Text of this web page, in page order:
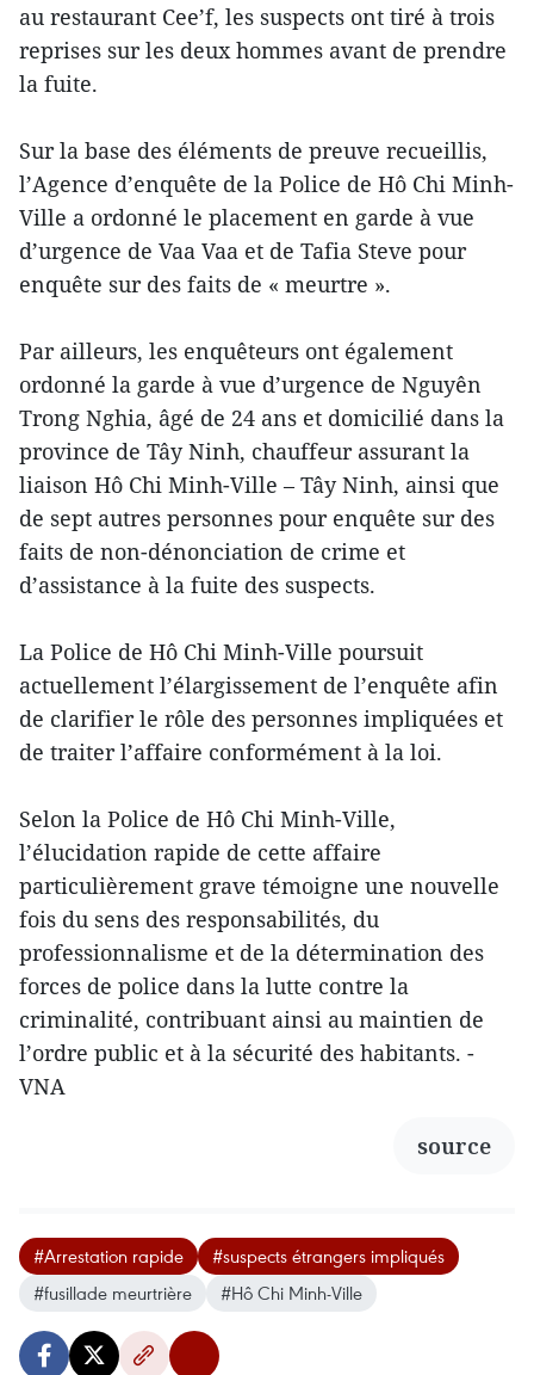
au restaurant Cee’f, les suspects ont tiré à trois
reprises sur les deux hommes avant de prendre
la fuite.
Sur la base des éléments de preuve recueillis,
l’Agence d’enquête de la Police de Hô Chi Minh-
Ville a ordonné le placement en garde à vue
d’urgence de Vaa Vaa et de Tafia Steve pour
enquête sur des faits de « meurtre ».
Par ailleurs, les enquêteurs ont également
ordonné la garde à vue d’urgence de Nguyên
Trong Nghia, âgé de 24 ans et domicilié dans la
province de Tây Ninh, chauffeur assurant la
liaison Hô Chi Minh-Ville – Tây Ninh, ainsi que
de sept autres personnes pour enquête sur des
faits de non-dénonciation de crime et
d’assistance à la fuite des suspects.
La Police de Hô Chi Minh-Ville poursuit
actuellement l’élargissement de l’enquête afin
de clarifier le rôle des personnes impliquées et
de traiter l’affaire conformément à la loi.
Selon la Police de Hô Chi Minh-Ville,
l’élucidation rapide de cette affaire
particulièrement grave témoigne une nouvelle
fois du sens des responsabilités, du
professionnalisme et de la détermination des
forces de police dans la lutte contre la
criminalité, contribuant ainsi au maintien de
l’ordre public et à la sécurité des habitants. -
VNA
source
#Arrestation rapide
#suspects étrangers impliqués
#fusillade meurtrière
#Hô Chi Minh-Ville